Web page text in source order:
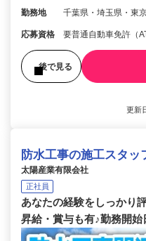
勤務地 千葉県・埼玉県・東
応募資格 要普通自動車免許（
後で見る
更新
防水工事の施工スタッ
太陽産業有限会社
正社員
あなたの経験をしっかり
昇給・賞与も有♪勤務開始